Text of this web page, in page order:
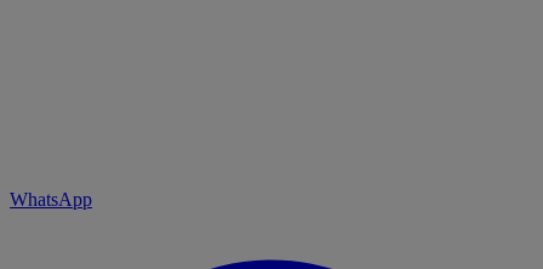
WhatsApp